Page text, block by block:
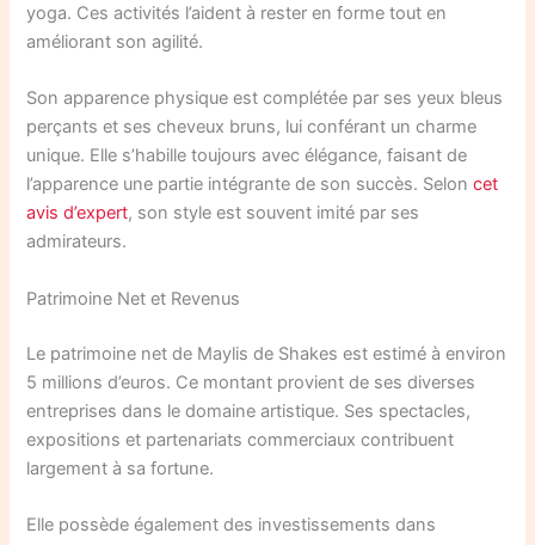
yoga. Ces activités l’aident à rester en forme tout en
améliorant son agilité.
Son apparence physique est complétée par ses yeux bleus
perçants et ses cheveux bruns, lui conférant un charme
unique. Elle s’habille toujours avec élégance, faisant de
l’apparence une partie intégrante de son succès. Seloncet
avis d’expert, son style est souvent imité par ses
admirateurs.
Patrimoine Net et Revenus
Le patrimoine net de Maylis de Shakes est estimé à environ
5 millions d’euros. Ce montant provient de ses diverses
entreprises dans le domaine artistique. Ses spectacles,
expositions et partenariats commerciaux contribuent
largement à sa fortune.
Elle possède également des investissements dans